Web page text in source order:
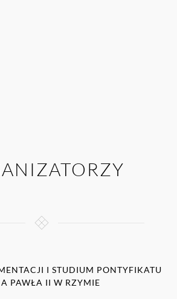
I STUDIUM PONTYFIKATU
PAWŁA II W RZYMIE